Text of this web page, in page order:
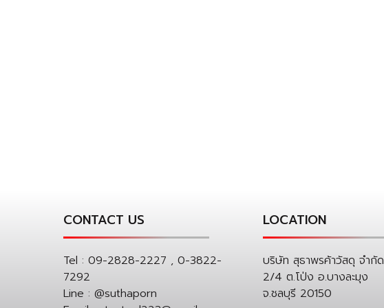
CONTACT US
Tel : 09-2828-2227 , 0-3822-
7292
Line : @suthaporn
LOCATION
บริษัท สุธาพรค้าวัสดุ จำกัด
2/4 ต.โป่ง อ.บางละมุง
จ.ชลบุรี 20150